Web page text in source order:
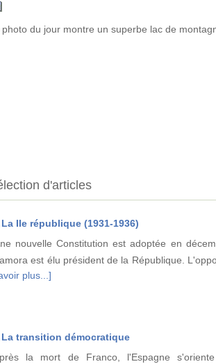
photo du jour montre un superbe lac de
d'articles
La IIe république (1931-1936)
nouvelle Constitution est adoptée en
est élu président de la République.
plus...]
La transition démocratique
la mort de Franco, l'Espagne